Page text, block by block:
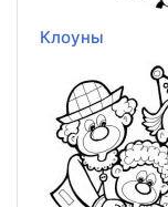
Клоуны